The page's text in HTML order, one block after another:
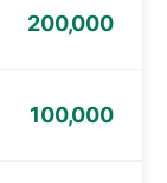
200,000
100,000